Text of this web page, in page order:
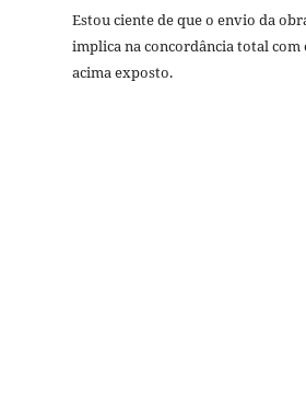
Estou ciente de que o envio da
implica na concordância total com
acima exposto.